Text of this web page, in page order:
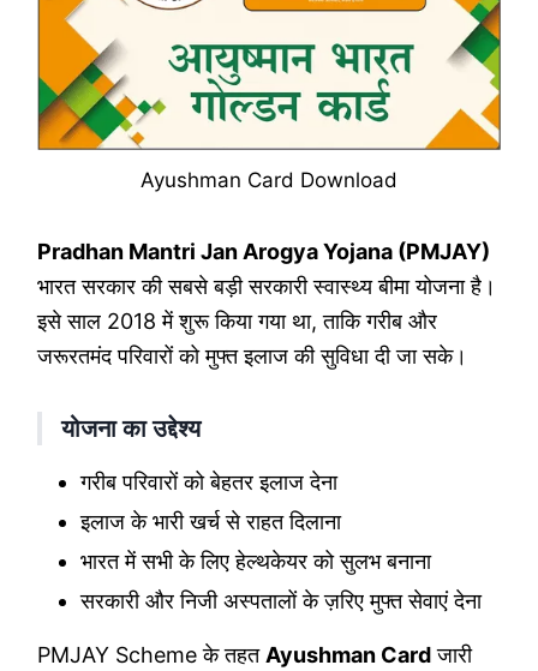
Ayushman Card Download
Pradhan Mantri Jan Arogya Yojana (PMJAY)
भारत सरकार की सबसे बड़ी सरकारी स्वास्थ्य बीमा योजना है।
इसे साल 2018 में शुरू किया गया था, ताकि गरीब और
जरूरतमंद परिवारों को मुफ्त इलाज की सुविधा दी जा सके।
योजना का उद्देश्य
गरीब परिवारों को बेहतर इलाज देना
इलाज के भारी खर्च से राहत दिलाना
भारत में सभी के लिए हेल्थकेयर को सुलभ बनाना
सरकारी और निजी अस्पतालों के ज़रिए मुफ्त सेवाएं देना
PMJAY Scheme के तहतAyushman Cardजारी